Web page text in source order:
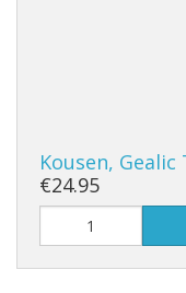
Kousen,
€24.95